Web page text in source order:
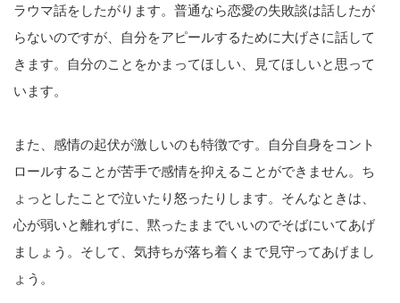
ラウマ話をしたがります。普通なら恋愛の失敗談は話したが
らないのですが、自分をアピールするために大げさに話して
きます。自分のことをかまってほしい、見てほしいと思って
います。
また、感情の起伏が激しいのも特徴です。自分自身をコント
ロールすることが苦手で感情を抑えることができません。ち
ょっとしたことで泣いたり怒ったりします。そんなときは、
心が弱いと離れずに、黙ったままでいいのでそばにいてあげ
ましょう。そして、気持ちが落ち着くまで見守ってあげまし
ょう。